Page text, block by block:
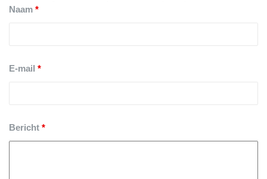
Naam *
E-mail *
Bericht *